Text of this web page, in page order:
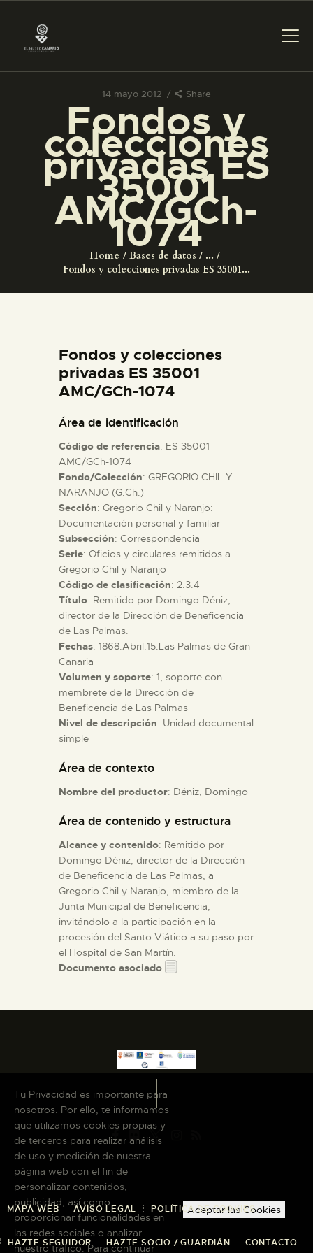
14 mayo 2012 Share
Fondos y
colecciones
privadas ES
35001
AMC/GCh-
1074
Home Bases de datos
...
Fondos y colecciones privadas ES 35001...
PREPARAR LA VISITA
ACTIVIDADES
█
EL MUSEO
ESPAÑOL
ACTIVIDADES
█
EL MUSEO
COLECCIONES
DIDÁCTICA
ESPAÑOL
Fondos y colecciones
privadas ES 35001
AMC/GCh-1074
Área de identificación
Código de referencia: ES 35001
AMC/GCh-1074
Fondo/Colección: GREGORIO CHIL Y
NARANJO (G.Ch.)
Sección: Gregorio Chil y Naranjo:
Documentación personal y familiar
Subsección: Correspondencia
Serie: Oficios y circulares remitidos a
Gregorio Chil y Naranjo
Código de clasificación: 2.3.4
Título: Remitido por Domingo Déniz,
director de la Dirección de Beneficencia
de Las Palmas.
Fechas: 1868.Abril.15.Las Palmas de Gran
Canaria
Volumen y soporte: 1, soporte con
membrete de la Dirección de
Beneficencia de Las Palmas
Nivel de descripción: Unidad documental
simple
Área de contexto
Nombre del productor: Déniz, Domingo
Área de contenido y estructura
Alcance y contenido: Remitido por
Domingo Déniz, director de la Dirección
de Beneficencia de Las Palmas, a
Gregorio Chil y Naranjo, miembro de la
Junta Municipal de Beneficencia,
invitándolo a la participación en la
procesión del Santo Viático a su paso por
el Hospital de San Martín.
Documento asociado
MAPA WEB AVISO LEGAL POLÍTICA DE COOKIES
HAZTE SEGUIDOR HAZTE SOCIO / GUARDIÁN CONTACTO
Tu Privacidad es importante para
nosotros. Por ello, te informamos
que utilizamos cookies propias y
de terceros para realizar análisis
de uso y medición de nuestra
página web con el fin de
personalizar contenidos,
publicidad, así como
proporcionar funcionalidades en
las redes sociales o analizar
nuestro tráfico. Para continuar
Aceptar las Cookies